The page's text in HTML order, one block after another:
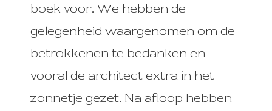
boek voor. We hebben de
gelegenheid waargenomen om de
betrokkenen te bedanken en
vooral de architect extra in het
zonnetje gezet. Na afloop hebben